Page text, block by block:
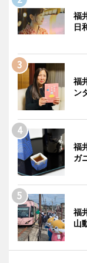
福
日
福
ン
福
ガ
福
山